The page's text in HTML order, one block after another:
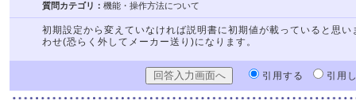
質問カテゴリ： 機能・操作方法について
初期設定から変えていなければ説明書に初期値が載っていると思
わせ(恐らく外してメーカー送り)になります。
引用する 引用